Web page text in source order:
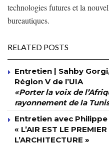
technologies futures et la
bureautiques.
RELATED POSTS
Entretien | Sahby
Région V de l’UIA
«Porter la voix de
rayonnement de la
Entretien avec Philippe
« L’AIR EST LE
L’ARCHITECTURE »